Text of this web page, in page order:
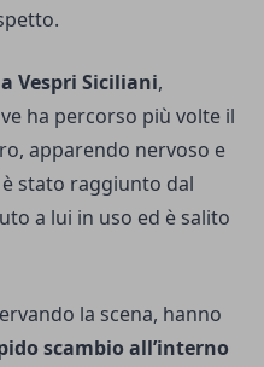
Vespri Siciliani,
ha percorso più volte il
apparendo nervoso e
stato raggiunto dal
a lui in uso ed è salito
la scena, hanno
scambio all’interno